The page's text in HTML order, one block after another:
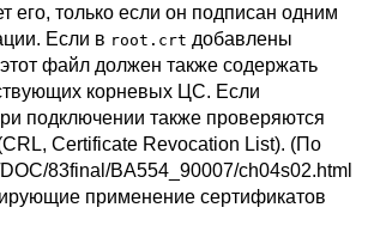
его, только если он подписан одним
Если в root.crt добавлены
файл должен также содержать
корневых ЦС. Если
подключении также проверяются
Certificate Revocation List). (По
83final/BA554_90007/ch04s02.html
применение сертификатов